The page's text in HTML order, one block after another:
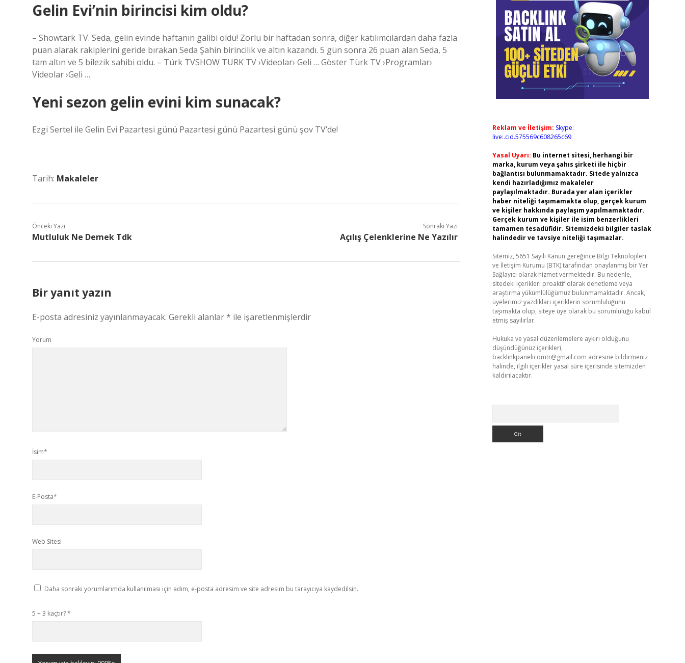
Gelin Evi’nin birincisi kim oldu?
– Showtark TV. Seda, gelin evinde haftanın galibi oldu! Zorlu bir haftadan sonra, diğer katılımcılardan daha fazla
puan alarak rakiplerini geride bırakan Seda Şahin birincilik ve altın kazandı. 5 gün sonra 26 puan alan Seda, 5
tam altın ve 5 bilezik sahibi oldu. – Türk TVSHOW TURK TV ›Videolar› Geli … Göster Türk TV ›Programlar›
Videolar ›Geli …
Yeni sezon gelin evini kim sunacak?
Ezgi Sertel ile Gelin Evi Pazartesi günü Pazartesi günü Pazartesi günü şov TV’de!
Tarih: Makaleler
Önceki Yazı
Mutluluk Ne Demek Tdk
Sonraki Yazı
Açılış Çelenklerine Ne Yazılır
Bir yanıt yazın
E-posta adresiniz yayınlanmayacak. Gerekli alanlar* ile işaretlenmişlerdir
Yorum
İsim*
E-Posta*
Web Sitesi
Daha sonraki yorumlarımda kullanılması için adım, e-posta adresim ve site adresim bu tarayıcıya kaydedilsin.
5 + 3 kaçtır?*
Reklam ve İletişim: Skype:
live:.cid.575569c608265c69
Yasal Uyarı: Bu internet sitesi, herhangi bir
marka, kurum veya şahıs şirketi ile hiçbir
bağlantısı bulunmamaktadır. Sitede yalnızca
kendi hazırladığımız makaleler
paylaşılmaktadır. Burada yer alan içerikler
haber niteliği taşımamakta olup, gerçek kurum
ve kişiler hakkında paylaşım yapılmamaktadır.
Gerçek kurum ve kişiler ile isim benzerlikleri
tamamen tesadüfidir. Sitemizdeki bilgiler taslak
halindedir ve tavsiye niteliği taşımazlar.
Sitemiz, 5651 Sayılı Kanun gereğince Bilgi Teknolojileri
ve İletişim Kurumu (BTK) tarafından onaylanmış bir Yer
Sağlayıcı olarak hizmet vermektedir. Bu nedenle,
sitedeki içerikleri proaktif olarak denetleme veya
araştırma yükümlülüğümüz bulunmamaktadır. Ancak,
üyelerimiz yazdıkları içeriklerin sorumluluğunu
taşımakta olup, siteye üye olarak bu sorumluluğu kabul
etmiş sayılırlar.
Hukuka ve yasal düzenlemelere aykırı olduğunu
düşündüğünüz içerikleri,
backlinkpanelicomtr@gmail.com adresine bildirmeniz
halinde, ilgili içerikler yasal süre içerisinde sitemizden
kaldırılacaktır.